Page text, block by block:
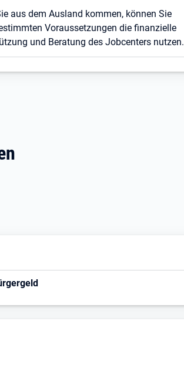
aus dem Ausland kommen, können Sie
Voraussetzungen die finanzielle
und Beratung des Jobcenters nutzen.